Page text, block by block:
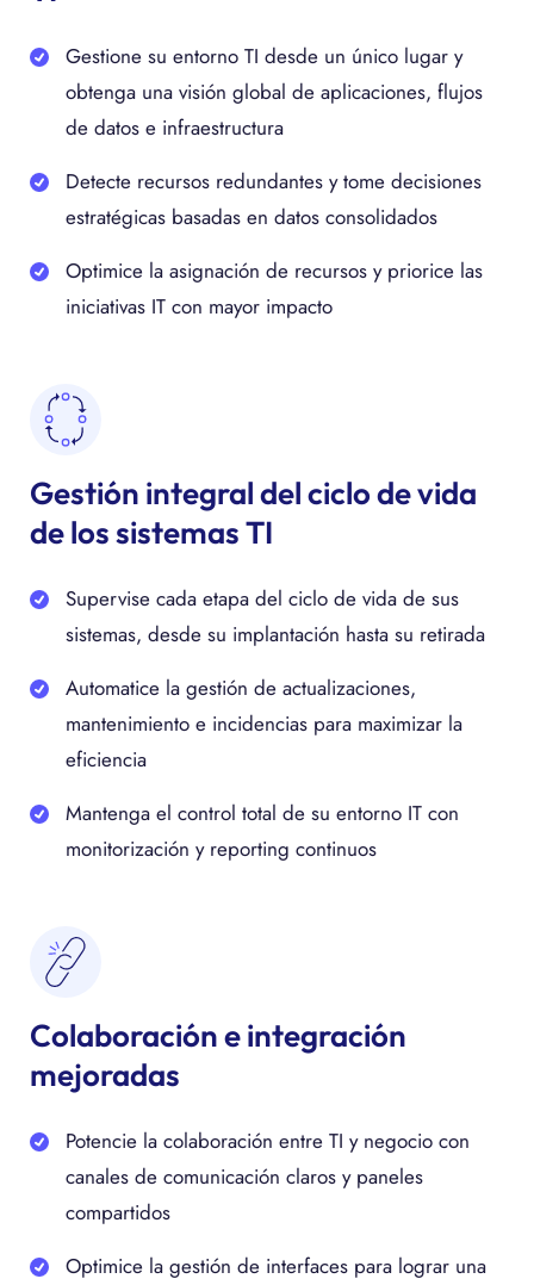
Gestione su entorno TI desde un único lugar y
obtenga una visión global de aplicaciones, flujos
de datos e infraestructura
Detecte recursos redundantes y tome decisiones
estratégicas basadas en datos consolidados
Optimice la asignación de recursos y priorice las
iniciativas IT con mayor impacto
Gestión integral del ciclo de vida
de los sistemas TI
Supervise cada etapa del ciclo de vida de sus
sistemas, desde su implantación hasta su retirada
Automatice la gestión de actualizaciones,
mantenimiento e incidencias para maximizar la
eficiencia
Mantenga el control total de su entorno IT con
monitorización y reporting continuos
Colaboración e integración
mejoradas
Potencie la colaboración entre TI y negocio con
canales de comunicación claros y paneles
compartidos
Optimice la gestión de interfaces para lograr una